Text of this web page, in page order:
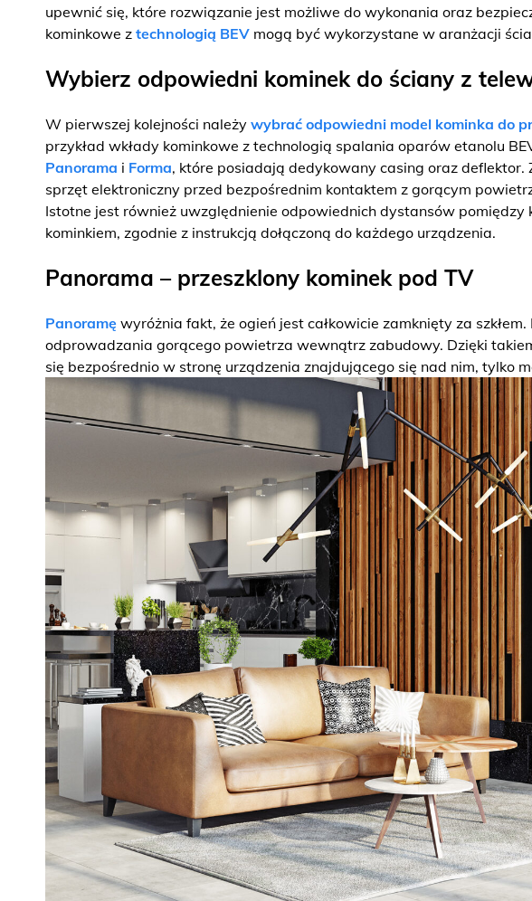
upewnić się, które rozwiązanie jest możliwe do wykonania oraz
kominkowe z technologią BEV mogą być wykorzystane w aranżacji
Wybierz odpowiedni kominek do ściany z
W pierwszej kolejności należy wybrać odpowiedni model kominka do
przykład wkłady kominkowe z technologią spalania oparów etanolu
Panorama i Forma, które posiadają dedykowany casing oraz deflektor.
sprzęt elektroniczny przed bezpośrednim kontaktem z gorącym
Istotne jest również uwzględnienie odpowiednich dystansów pomiędzy
kominkiem, zgodnie z instrukcją dołączoną do każdego urządzenia.
Panorama – przeszklony kominek pod TV
Panoramę wyróżnia fakt, że ogień jest całkowicie zamknięty za
odprowadzania gorącego powietrza wewnątrz zabudowy. Dzięki
się bezpośrednio w stronę urządzenia znajdującego się nad nim, tylko